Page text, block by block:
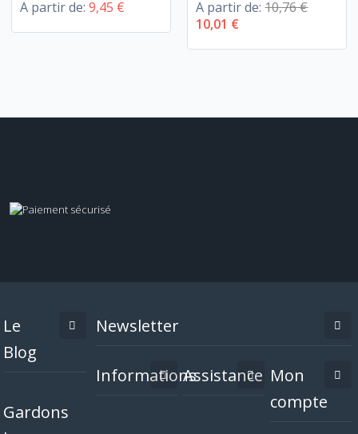
A partir de:9,45 € A partir de:10,76 €
10,01 €
Le
Blog
Gardons
Newsletter
InformationsAssistance Mon
compte